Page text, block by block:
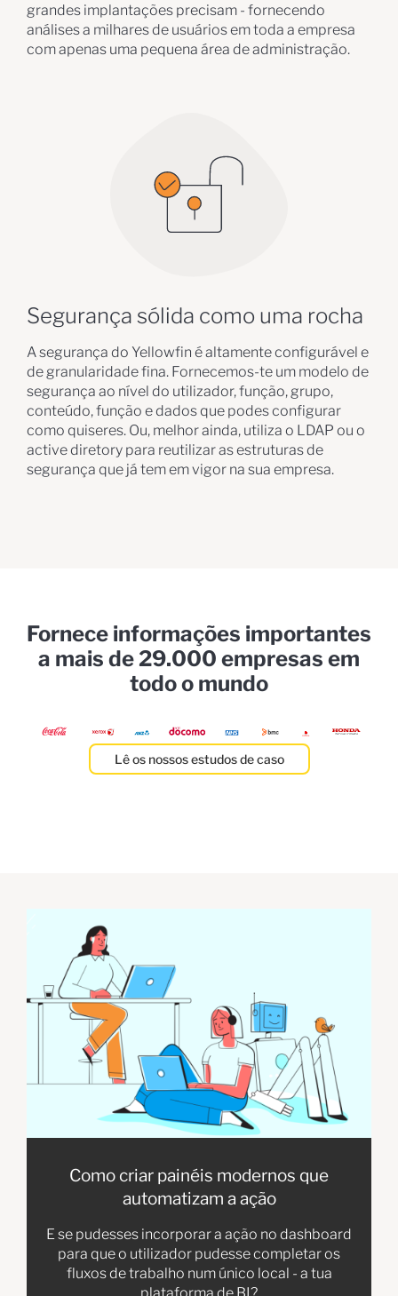
grandes implantações precisam - fornecendo
análises a milhares de usuários em toda a empresa
com apenas uma pequena área de administração.
Segurança sólida como uma rocha
A segurança do Yellowfin é altamente configurável e
de granularidade fina. Fornecemos-te um modelo de
segurança ao nível do utilizador, função, grupo,
conteúdo, função e dados que podes configurar
como quiseres. Ou, melhor ainda, utiliza o LDAP ou o
active diretory para reutilizar as estruturas de
segurança que já tem em vigor na sua empresa.
Fornece informações importantes
a mais de 29.000 empresas em
todo o mundo
Lê os nossos estudos de caso
Como criar painéis modernos que
automatizam a ação
E se pudesses incorporar a ação no dashboard
para que o utilizador pudesse completar os
fluxos de trabalho num único local - a tua